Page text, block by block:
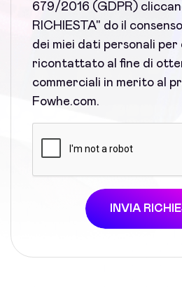
679/2016 (GDPR)
RICHIESTA" do il
dei miei dati personali per
ricontattato al fine di
commerciali in merito al
Fowhe.com.
INVIA